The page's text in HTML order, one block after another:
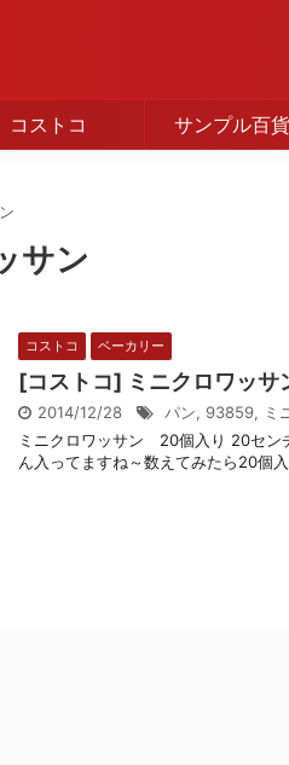
コストコ サンプル百
サン
コストコ ベーカリー
[コストコ] ミニクロワッサ
2014/12/28 パン, 93859, ミ
ミニクロワッサン 20個入り 20セン
ん入ってますね～数えてみたら20個